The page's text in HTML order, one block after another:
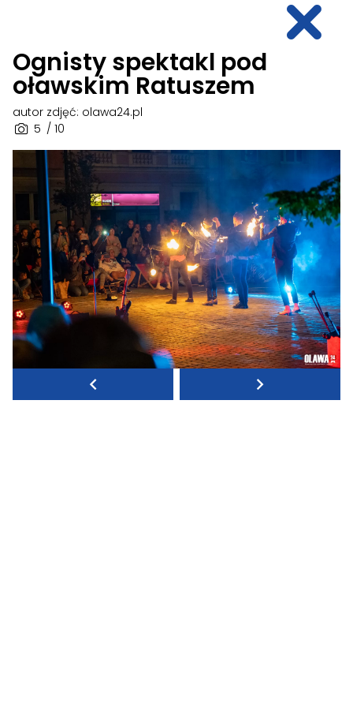
Ognisty spektakl pod
oławskim Ratuszem
5 / 10
autor zdjęć: olawa24.pl